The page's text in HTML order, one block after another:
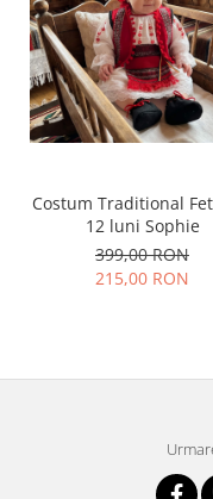
Costum Traditional
12 luni Sophie
399,00 RON
215,00 RON